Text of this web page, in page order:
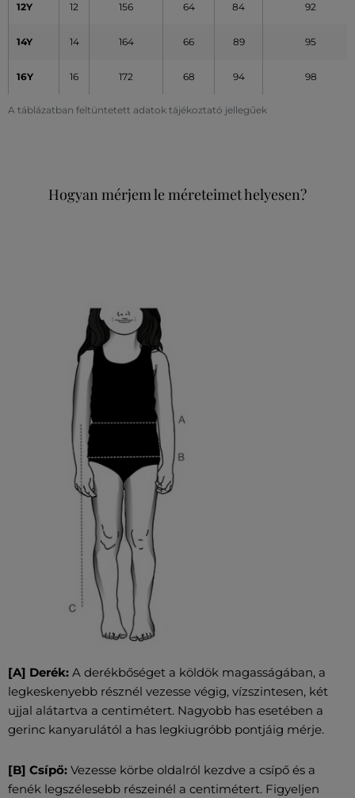
A táblázatban feltüntetett adatok tájékoztató jellegűek
12Y 12 156 64 84 92
14Y 14 164 66 89 95
16Y 16 172 68 94 98
Hogyan mérjem le méreteimet helyesen?
[A] Derék: A derékbőséget a köldök magasságában, a
legkeskenyebb résznél vezesse végig, vízszintesen, két
ujjal alátartva a centimétert. Nagyobb has esetében a
gerinc kanyarulától a has legkiugróbb pontjáig mérje.
[B] Csípő: Vezesse körbe oldalról kezdve a csípő és a
fenék legszélesebb részeinél a centimétert. Figyeljen